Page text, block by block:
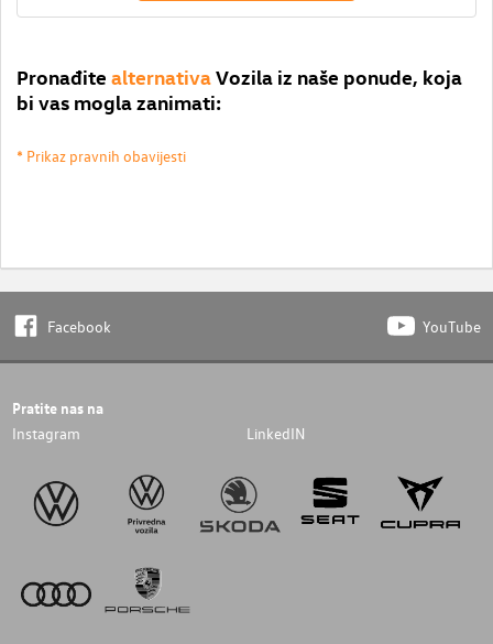
Pronađite alternativaVozila iz naše ponude, koja
bi vas mogla zanimati:
* Prikaz pravnih obavijesti
Facebook YouTube
Pratite nas na
Instagram LinkedIN